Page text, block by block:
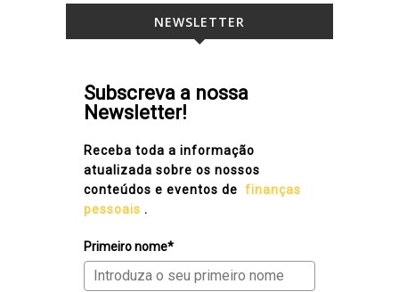
NEWSLETTER
Subscreva a nossa
Newsletter!
Receba toda a informação
atualizada sobre os nossos
conteúdos e eventos de finanças
pessoais .
Primeiro nome*